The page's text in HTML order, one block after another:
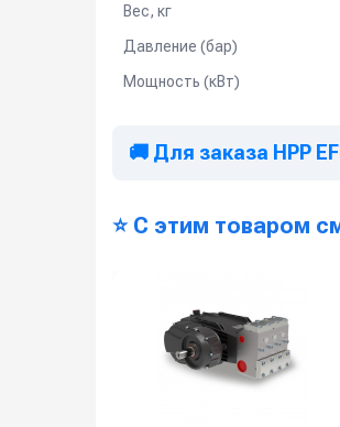
Вес, кг
Давление (бар)
Мощность (кВт)
🚚 Для заказа HPP
⭐ С этим товаром